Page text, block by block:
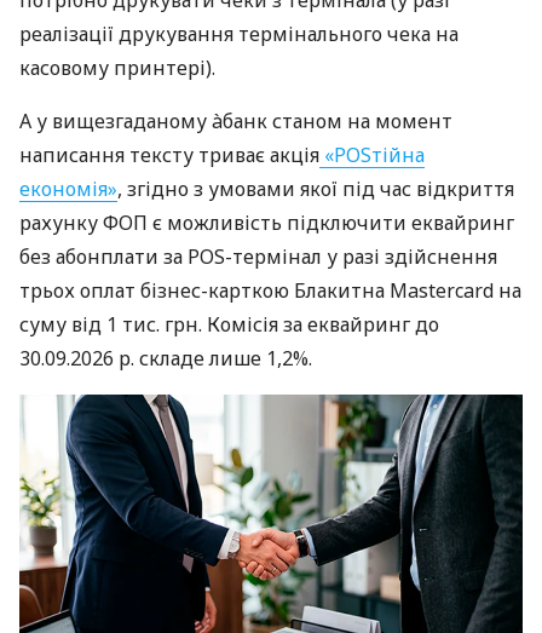
реалізації друкування термінального чека на
касовому принтері).
А у вищезгаданому àбанк станом на момент
написання тексту триває акція «POSтійна
економія», згідно з умовами якої під час відкриття
рахунку ФОП є можливість підключити еквайринг
без абонплати за POS-термінал у разі здійснення
трьох оплат бізнес-карткою Блакитна Mastercard на
суму від 1 тис. грн. Комісія за еквайринг до
30.09.2026 р. складе лише 1,2%.